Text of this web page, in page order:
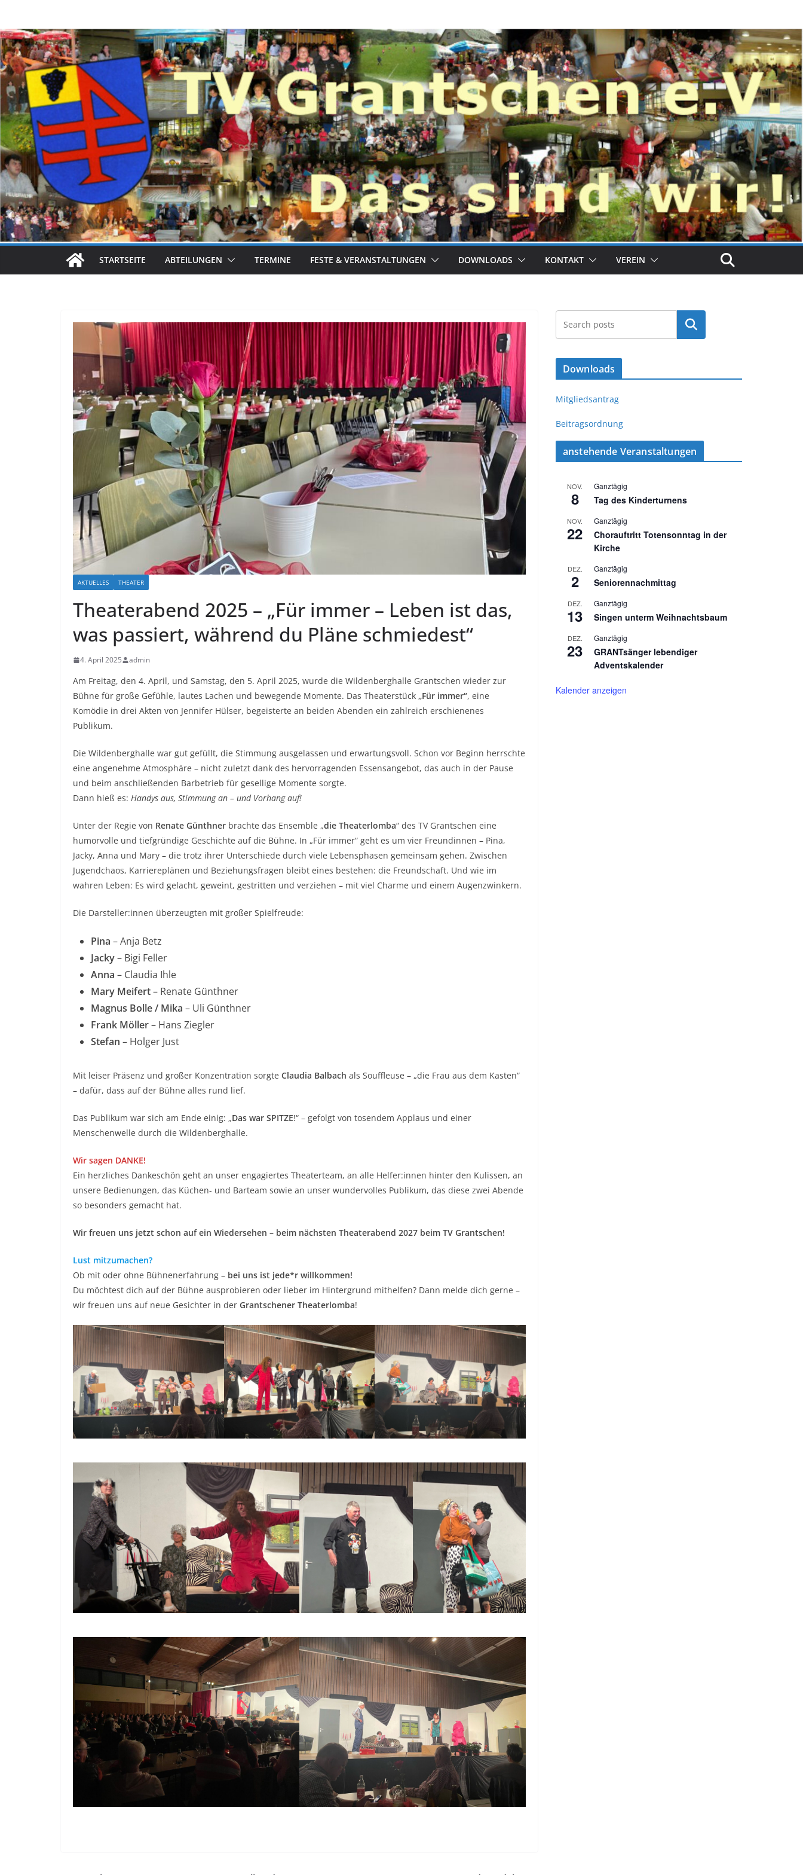
springen
STARTSEITE ABTEILUNGEN TERMINE FESTE & VERANSTALTUNGEN DOWNLOADS KONTAKT VEREIN
AKTUELLES THEATER
Theaterabend 2025 – „Für immer – Leben ist das,
was passiert, während du Pläne schmiedest“
4. April 2025 admin
Am Freitag, den 4. April, und Samstag, den 5. April 2025, wurde die Wildenberghalle Grantschen wieder zur
Bühne für große Gefühle, lautes Lachen und bewegende Momente. Das Theaterstück „Für immer“, eine
Komödie in drei Akten von Jennifer Hülser, begeisterte an beiden Abenden ein zahlreich erschienenes
Publikum.
Die Wildenberghalle war gut gefüllt, die Stimmung ausgelassen und erwartungsvoll. Schon vor Beginn herrschte
eine angenehme Atmosphäre – nicht zuletzt dank des hervorragenden Essensangebot, das auch in der Pause
und beim anschließenden Barbetrieb für gesellige Momente sorgte.
Dann hieß es: Handys aus, Stimmung an – und Vorhang auf!
Unter der Regie von Renate Günthner brachte das Ensemble „die Theaterlomba“ des TV Grantschen eine
humorvolle und tiefgründige Geschichte auf die Bühne. In „Für immer“ geht es um vier Freundinnen – Pina,
Jacky, Anna und Mary – die trotz ihrer Unterschiede durch viele Lebensphasen gemeinsam gehen. Zwischen
Jugendchaos, Karriereplänen und Beziehungsfragen bleibt eines bestehen: die Freundschaft. Und wie im
wahren Leben: Es wird gelacht, geweint, gestritten und verziehen – mit viel Charme und einem Augenzwinkern.
Die Darsteller:innen überzeugten mit großer Spielfreude:
Pina – Anja Betz
Jacky– Bigi Feller
Anna – Claudia Ihle
Mary Meifert– Renate Günthner
Magnus Bolle / Mika – Uli Günthner
Frank Möller– Hans Ziegler
Stefan – Holger Just
Mit leiser Präsenz und großer Konzentration sorgte Claudia Balbach als Souffleuse – „die Frau aus dem Kasten“
– dafür, dass auf der Bühne alles rund lief.
Das Publikum war sich am Ende einig: „Das war SPITZE!“ – gefolgt von tosendem Applaus und einer
Menschenwelle durch die Wildenberghalle.
Wir sagen DANKE!
Ein herzliches Dankeschön geht an unser engagiertes Theaterteam, an alle Helfer:innen hinter den Kulissen, an
unsere Bedienungen, das Küchen- und Barteam sowie an unser wundervolles Publikum, das diese zwei Abende
so besonders gemacht hat.
Wir freuen uns jetzt schon auf ein Wiedersehen – beim nächsten Theaterabend 2027 beim TV Grantschen!
Lust mitzumachen?
Ob mit oder ohne Bühnenerfahrung – bei uns ist jede*r willkommen!
Du möchtest dich auf der Bühne ausprobieren oder lieber im Hintergrund mithelfen? Dann melde dich gerne –
wir freuen uns auf neue Gesichter in der Grantschener Theaterlomba!
Suchen
Downloads
Mitgliedsantrag
Beitragsordnung
anstehende Veranstaltungen
NOV.
8
Ganztägig
Tag des Kinderturnens
NOV.
22
Ganztägig
Chorauftritt Totensonntag in der
Kirche
DEZ.
2
Ganztägig
Seniorennachmittag
DEZ.
13
Ganztägig
Singen unterm Weihnachtsbaum
DEZ.
23
Ganztägig
GRANTsänger lebendiger
Adventskalender
Kalender anzeigen